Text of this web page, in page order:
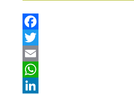
F
a
c
e
T
w
E
m
W